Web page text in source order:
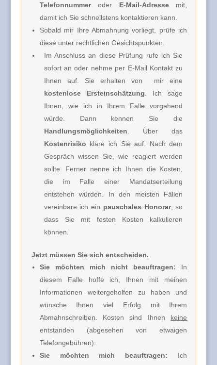
Telefonnummeroder E-Mail-Adressemit,
damit ich Sie schnellstens kontaktieren kann.
Sobald mir Ihre Abmahnung vorliegt, prüfe ich
diese unter rechtlichen Gesichtspunkten.
Im Anschluss an diese Prüfung rufe ich Sie
sofort an oder nehme per E-Mail Kontakt zu
Ihnen auf. Sie erhalten von
mir eine
kostenlose Ersteinschätzung . Ich sage
Ihnen, wie ich in Ihrem Falle vorgehend
würde. Dann kennen Sie die
Handlungsmöglichkeiten . Über das
Kostenrisiko kläre ich Sie auf. Nach dem
Gespräch wissen Sie, wie reagiert werden
sollte. Ferner nenne ich Ihnen die Kosten,
die im Falle einer Mandatserteilung
entstehen würden. In den meisten Fällen
vereinbare ich ein pauschales Honorar, so
dass Sie mit festen Kosten kalkulieren
können.
Jetzt müssen Sie sich entscheiden.
Sie möchten mich nicht beauftragen: In
diesem Falle hoffe ich, Ihnen mit meinen
Informationen weitergeholfen zu haben und
wünsche Ihnen viel Erfolg mit Ihrem
Abmahnschreiben. Kosten sind Ihnen keine
entstanden (abgesehen von etwaigen
Telefongebühren).
Sie möchten mich beauftragen: Ich